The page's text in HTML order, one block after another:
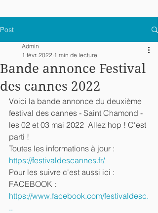
Post
Bande annonce Festival
des cannes 2022
Admin
1 févr. 2022 1 min de lecture
Voici la bande annonce du deuxième
festival des cannes - Saint Chamond -
les 02 et 03 mai 2022  Allez hop ! C'est
parti !
Toutes les informations à jour :
https://festivaldescannes.fr/
Pour les suivre c'est aussi ici :
FACEBOOK :
https://www.facebook.com/festivaldesc.
..